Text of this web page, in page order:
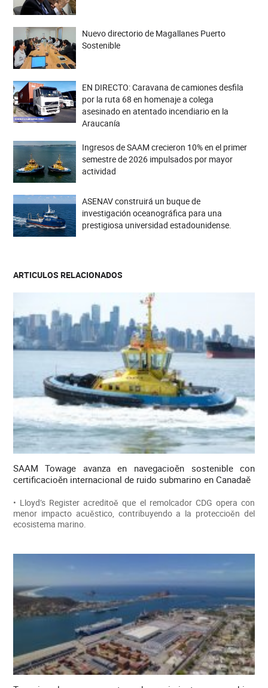
Nuevo directorio de Magallanes Puerto
Sostenible
EN DIRECTO: Caravana de camiones desfila
por la ruta 68 en homenaje a colega
asesinado en atentado incendiario en la
Araucanía
Ingresos de SAAM crecieron 10% en el primer
semestre de 2026 impulsados por mayor
actividad
ASENAV construirá un buque de
investigación oceanográfica para una
prestigiosa universidad estadounidense.
ARTICULOS RELACIONADOS
SAAM Towage avanza en navegacioěn sostenible con
certificacioěn internacional de ruido submarino en Canadaě
• Lloyd’s Register acreditoě que el remolcador CDG opera con
menor impacto acuěstico, contribuyendo a la proteccioěn del
ecosistema marino.